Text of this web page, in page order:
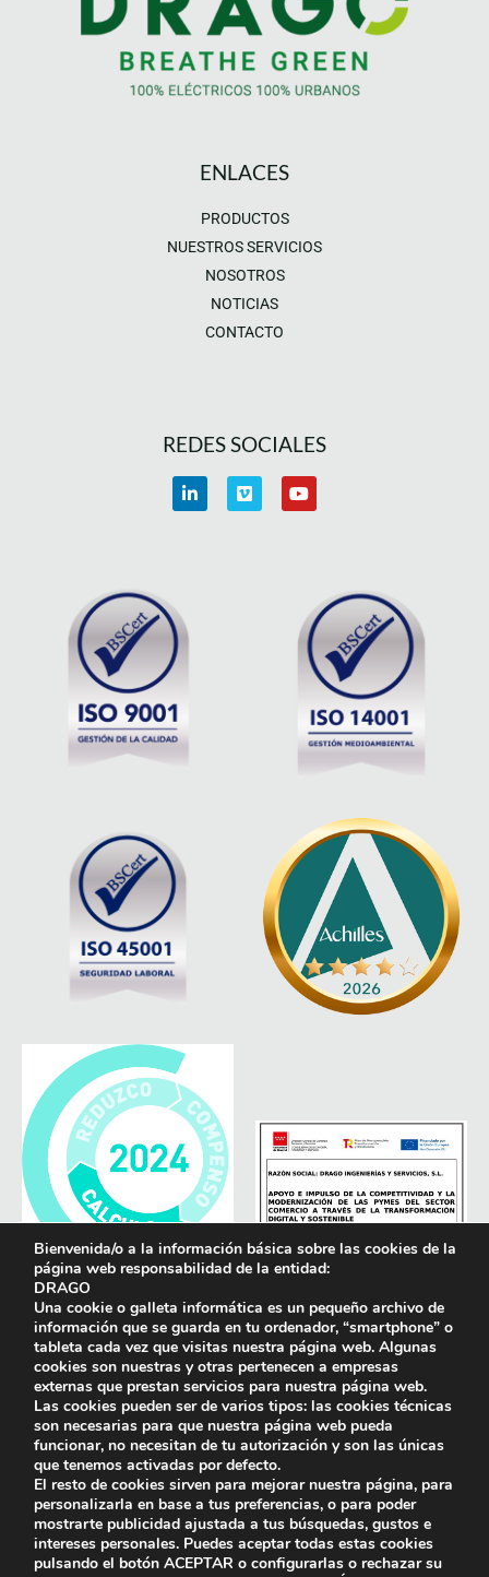
ENLACES
PRODUCTOS
NUESTROS SERVICIOS
NOSOTROS
NOTICIAS
CONTACTO
REDES SOCIALES
Bienvenida/o a la información básica sobre las cookies de la
página web responsabilidad de la entidad:
DRAGO
Una cookie o galleta informática es un pequeño archivo de
información que se guarda en tu ordenador, “smartphone” o
tableta cada vez que visitas nuestra página web. Algunas
cookies son nuestras y otras pertenecen a empresas
externas que prestan servicios para nuestra página web.
Las cookies pueden ser de varios tipos: las cookies técnicas
son necesarias para que nuestra página web pueda
funcionar, no necesitan de tu autorización y son las únicas
que tenemos activadas por defecto.
El resto de cookies sirven para mejorar nuestra página, para
personalizarla en base a tus preferencias, o para poder
mostrarte publicidad ajustada a tus búsquedas, gustos e
intereses personales. Puedes aceptar todas estas cookies
pulsando el botón ACEPTAR o configurarlas o rechazar su